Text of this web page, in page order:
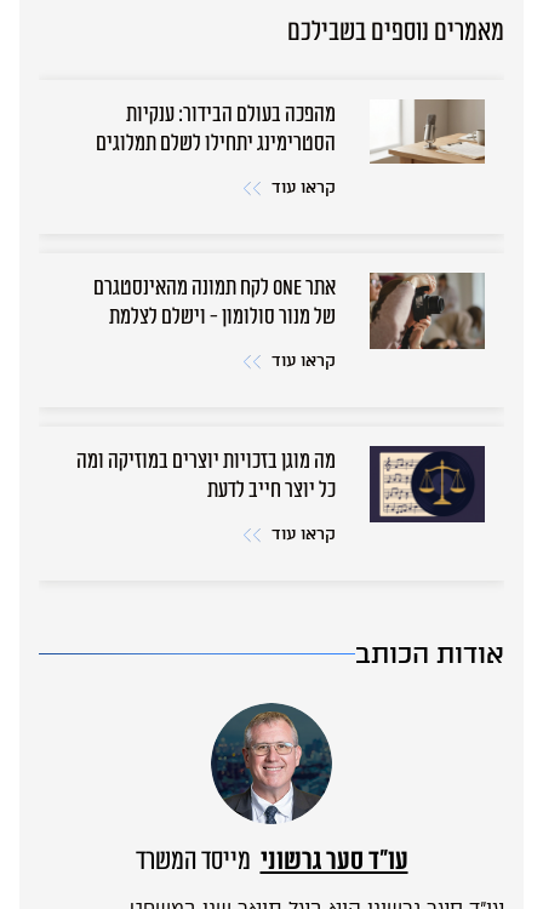
מאמרים נוספים בשבילכם
מהפכה בעולם הבידור: ענקיות
הסטרימינג יתחילו לשלם תמלוגים
קראו עוד
אתר ONE לקח תמונה מהאינסטגרם
של מנור סולומון - וישלם לצלמת
קראו עוד
מה מוגן בזכויות יוצרים במוזיקה ומה
כל יוצר חייב לדעת
קראו עוד
אודות הכותב
עו”ד סער גרשוני מייסד המשרד